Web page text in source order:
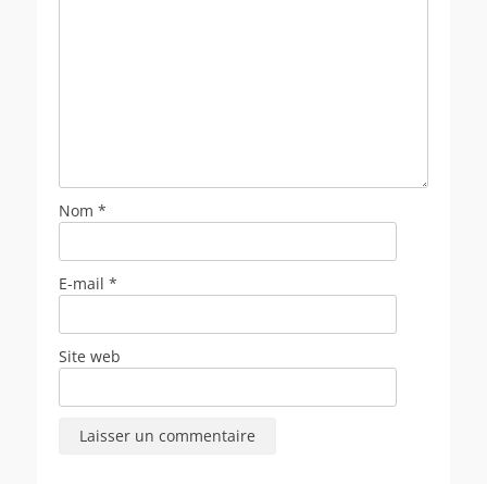
Nom *
E-mail *
Site web